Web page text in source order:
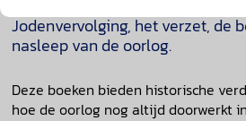
Jodenvervolging, het verzet, de
nasleep van de oorlog.
Deze boeken bieden historische
hoe de oorlog nog altijd doorwerkt